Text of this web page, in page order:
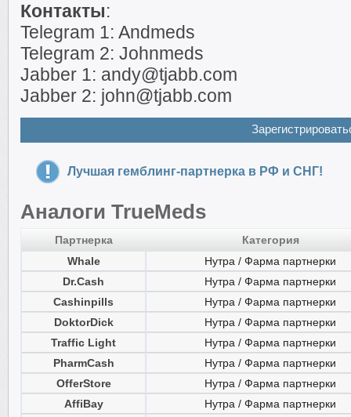
Контакты:
Telegram 1: Andmeds
Telegram 2: Johnmeds
Jabber 1: andy@tjabb.com
Jabber 2: john@tjabb.com
Лучшая гемблинг-партнерка в РФ и СНГ!
Аналоги TrueMeds
Партнерка
Категория
Whale
Нутра / Фарма партнерки
Dr.Cash
Нутра / Фарма партнерки
Cashinpills
Нутра / Фарма партнерки
DoktorDick
Нутра / Фарма партнерки
Traffic Light
Нутра / Фарма партнерки
PharmCash
Нутра / Фарма партнерки
OfferStore
Нутра / Фарма партнерки
AffiBay
Нутра / Фарма партнерки